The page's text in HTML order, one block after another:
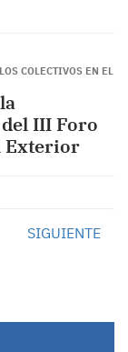
COLECTIVOS EN EL
III Foro
Exterior
SIGUIENTE